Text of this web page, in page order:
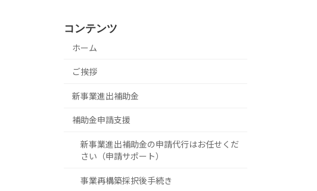
コンテンツ
ホーム
ご挨拶
新事業進出補助金
補助金申請支援
新事業進出補助金の申請代行はお任せくだ
さい（申請サポート）
事業再構築採択後手続き